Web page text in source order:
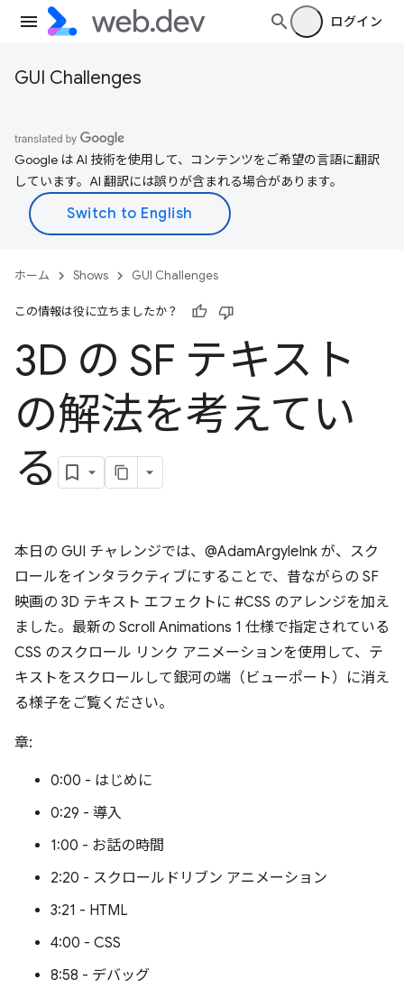
ログイン
GUI Challenges
Google は AI 技術を使用して、コンテンツをご希望の言語に翻訳
しています。AI 翻訳には誤りが含まれる場合があります。
ホーム Shows GUI Challenges
この情報は役に立ちましたか？
3D の SF テキスト
の解法を考えてい
る
本日の GUI チャレンジでは、@AdamArgyleInk が、スク
ロールをインタラクティブにすることで、昔ながらの SF
映画の 3D テキスト エフェクトに #CSS のアレンジを加え
ました。最新の Scroll Animations 1 仕様で指定されている
CSS のスクロール リンク アニメーションを使用して、テ
キストをスクロールして銀河の端（ビューポート）に消え
る様子をご覧ください。
章:
0:00 - はじめに
0:29 - 導入
1:00 - お話の時間
2:20 - スクロールドリブン アニメーション
3:21 - HTML
4:00 - CSS
8:58 - デバッグ